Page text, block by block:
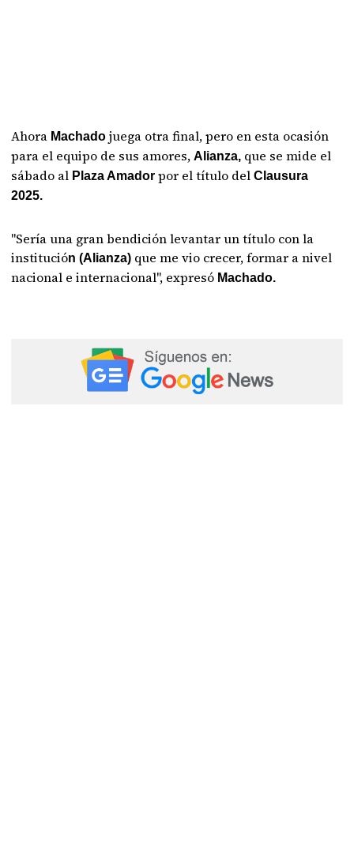
Ahora Machadojuega otra final, pero en esta ocasión
para el equipo de sus amores,Alianza, que se mide el
sábado al Plaza Amador por el título del Clausura
2025.
"Sería una gran bendición levantar un título con la
institución (Alianza) que me vio crecer, formar a nivel
nacional e internacional", expresó Machado.